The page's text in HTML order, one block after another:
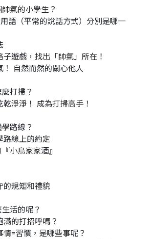
氣的小學生？
語（平常的說話方式）分別是哪一
遊戲，找出「帥氣」所在！
！ 自然而然的關心他人
打掃？
淨淨！ 成為打掃高手！
路線？
路線上的約定
小鳥家家酒』
的規矩和禮貌
活的呢？
的打招呼嗎？
=習慣，是哪些事呢？